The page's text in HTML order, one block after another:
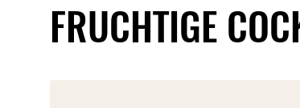
FRUCHTIGE